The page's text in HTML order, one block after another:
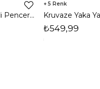
Yarım Boğazlı Drape Detaylı Beli Pencere Detaylı Andriel Kadın Füme Elbise 24k205
5
₺549,99